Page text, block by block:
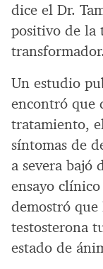
dice el Dr.
positivo de la
transformador.
Un estudio
encontró que
tratamiento,
síntomas de
a severa bajó
ensayo
demostró
testosterona
estado de